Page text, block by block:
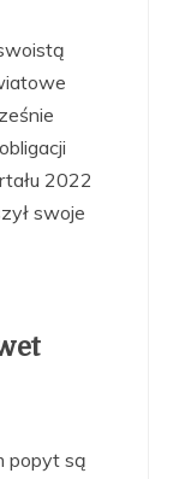
2022
swoje
popyt są